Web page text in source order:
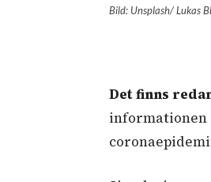
Bild: Unsplash/ Lukas
Det finns
informationen